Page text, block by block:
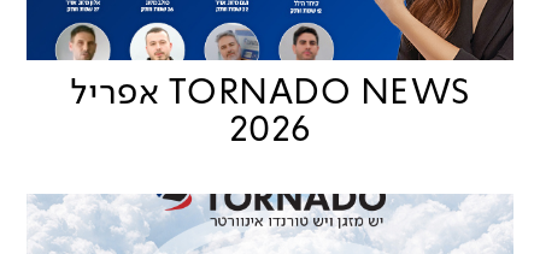
TORNADO NEWS אפריל
2026